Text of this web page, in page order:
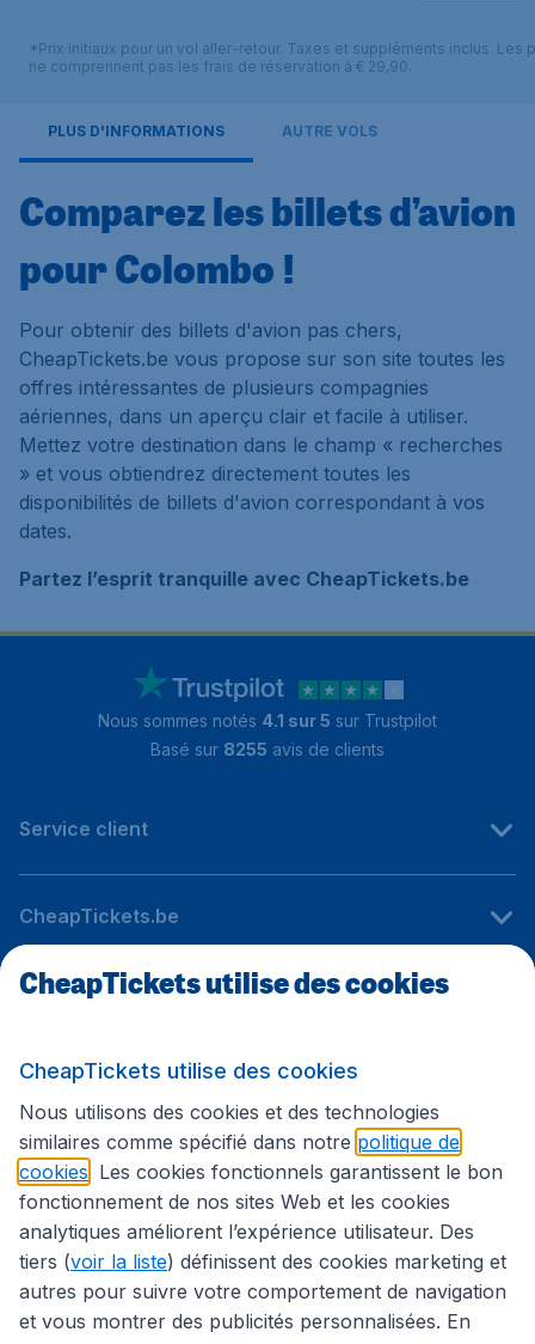
*Prix initiaux pour un vol aller-retour. Taxes et suppléments inclus. Les
ne comprennent pas les frais de réservation à € 29,90.
PLUS D'INFORMATIONS AUTRE VOLS
Comparez les billets d’avion
pour Colombo !
Pour obtenir des billets d'avion pas chers,
CheapTickets.be vous propose sur son site toutes les
offres intéressantes de plusieurs compagnies
aériennes, dans un aperçu clair et facile à utiliser.
Mettez votre destination dans le champ « recherches
» et vous obtiendrez directement toutes les
disponibilités de billets d'avion correspondant à vos
dates.
Partez l’esprit tranquille avec CheapTickets.be
Nous sommes notés 4.1 sur 5 sur Trustpilot
Basé sur 8255 avis de clients
Service client
CheapTickets.be
Sites internationaux
Suivez CheapTickets.be
CheapTickets utilise des cookies
CheapTickets utilise des cookies
Nous utilisons des cookies et des technologies
similaires comme spécifié dans notre politique de
cookies . Les cookies fonctionnels garantissent le bon
fonctionnement de nos sites Web et les cookies
analytiques améliorent l’expérience utilisateur. Des
tiers (voir la liste) définissent des cookies marketing et
autres pour suivre votre comportement de navigation
et vous montrer des publicités personnalisées. En